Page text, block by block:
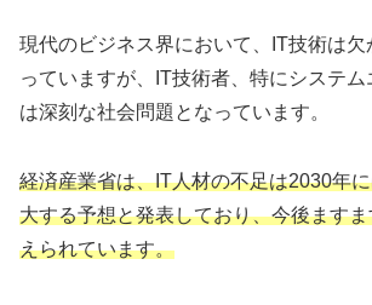
現代のビジネス界において、IT技術は欠
っていますが、IT技術者、特にシステム
は深刻な社会問題となっています。
経済産業省は、IT人材の不足は2030年
大する予想と発表しており、今後ます
えられています。